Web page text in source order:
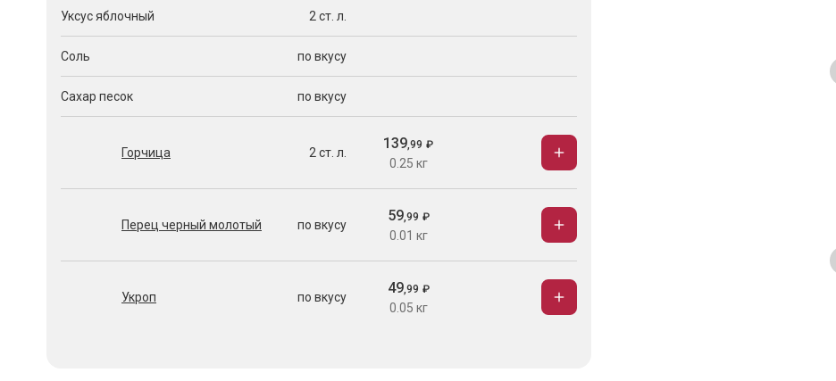
Уксус яблочный 2 ст. л.
Соль по вкусу
Сахар песок по вкусу
Горчица 2 ст. л.
139,99 ₽
0.25 кг
Перец черный молотый по вкусу
59,99 ₽
0.01 кг
Укроп по вкусу
49,99 ₽
0.05 кг